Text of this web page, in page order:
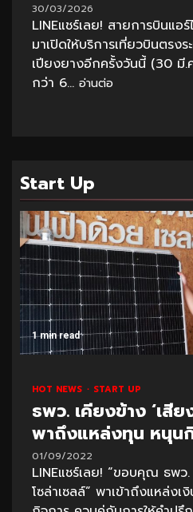
30/03/2026
LINEแชร์เลย! สายการบินแ
มาเปิดให้บริการเที่ยวบินตรง
เปียงยางอีกครั้งวันนี้ (30 มี.
กว่า 6... อ่านต่อ
Start Up
1 min read
HOT NEWS START UP
ธพว. เคียงข้าง ‘เสีย
พาถึงแหล่งทุน หนุน
01/09/2022
LINEแชร์เลย! “ขอบคุณ ธพ
โซล่าเซลล์” พาเข้าถึงแหล่ง